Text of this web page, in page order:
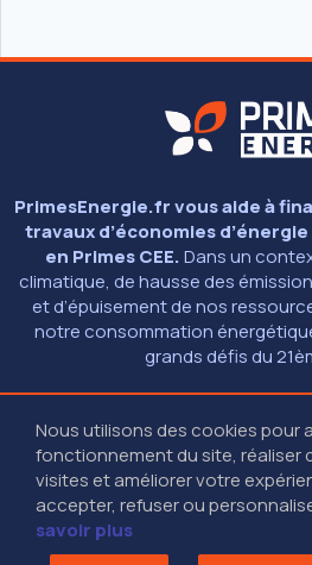
Nous utilisons des cookies pour
fonctionnement du site, réaliser
visites et améliorer votre
accepter, refuser ou
savoir plus
PrimesEnergie.fr vous aide à
travaux d’économies
en Primes CEE.Dans un
climatique, de hausse des
et d’épuisement de nos
notre consommation
grands défis du
© 2026 -
MENTIONS
01 40 13 40 13(9H - 18H30
27-29 RUE DES POISSONNIERS -